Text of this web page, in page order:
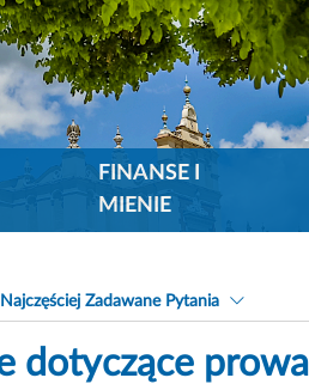
FINANSE I
MIENIE
Najczęściej Zadawane Pytania
dotyczące